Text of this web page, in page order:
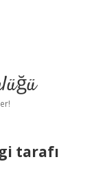
tarafı